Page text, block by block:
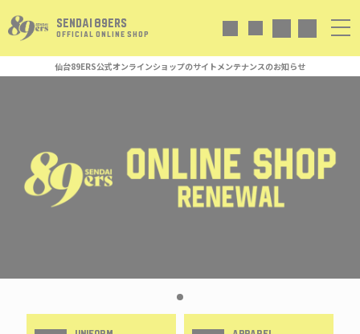
SENDAI 89ERS
OFFICIAL ONLINE SHOP
仙台89ERS公式オンラインショップのサイトメンテナンスのお知らせ